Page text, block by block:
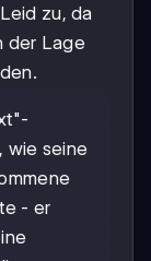
zu, da
der Lage
wie seine
- er